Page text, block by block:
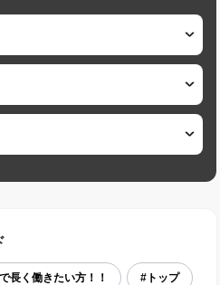
長く働きたい方！！ #トップ